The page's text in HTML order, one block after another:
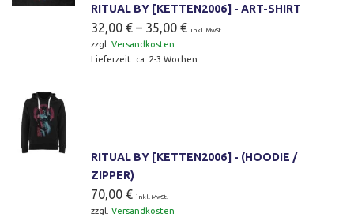
RITUAL BY [KETTEN2006] - ART-SHIRT
32,00 € – 35,00 € inkl. MwSt.
zzgl. Versandkosten
Lieferzeit: ca. 2-3 Wochen
RITUAL BY [KETTEN2006] - (HOODIE /
ZIPPER)
70,00 € inkl. MwSt.
zzgl. Versandkosten